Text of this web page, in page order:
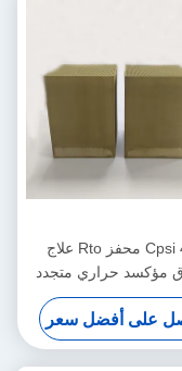
400 Cpsi محفز Rto علاج
مؤكسد حراري متجدد
تدفق صغير
على أفضل سعر